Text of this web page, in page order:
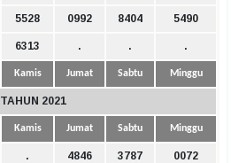
5528 0992 8404 5490
6313 . . .
Kamis Jumat Sabtu Minggu
TAHUN 2021
Kamis Jumat Sabtu Minggu
. 4846 3787 0072